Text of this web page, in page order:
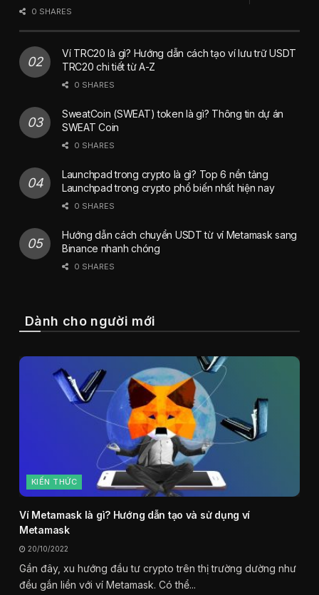
0 SHARES
Ví TRC20 là gì? Hướng dẫn cách tạo ví lưu trữ USDT
TRC20 chi tiết từ A-Z
0 SHARES
SweatCoin (SWEAT) token là gì? Thông tin dự án
SWEAT Coin
0 SHARES
Launchpad trong crypto là gì? Top 6 nền tảng
Launchpad trong crypto phổ biến nhất hiện nay
0 SHARES
Hướng dẫn cách chuyển USDT từ ví Metamask sang
Binance nhanh chóng
0 SHARES
Dành cho người mới
KIẾN THỨC
Ví Metamask là gì? Hướng dẫn tạo và sử dụng ví
Metamask
20/10/2022
Gần đây, xu hướng đầu tư crypto trên thị trường dường như
đều gắn liền với ví Metamask. Có thể...